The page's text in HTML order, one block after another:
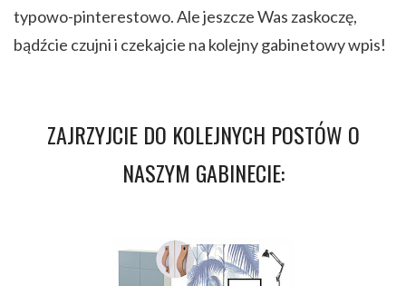
typowo-pinterestowo. Ale jeszcze Was zaskoczę,
bądźcie czujni i czekajcie na kolejny gabinetowy wpis!
ZAJRZYJCIE DO KOLEJNYCH POSTÓW O
NASZYM GABINECIE: